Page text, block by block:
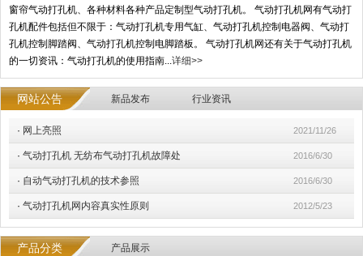
窗帘气动打孔机、各种材料各种产品定制型气动打孔机。 气动打孔机网有气动打
孔机配件包括但不限于：气动打孔机专用气缸、气动打孔机控制电器阀、气动打
孔机控制脚踏阀、气动打孔机控制电脚踏板。 气动打孔机网还有关于气动打孔机
的一切资讯：气动打孔机的使用指南...详细>>
网站公告 新品发布 行业资讯
· 网上亮照 2021/11/26
· 气动打孔机 无纺布气动打孔机故障处 2016/6/30
· 自动气动打孔机的技术参照 2016/6/30
· 气动打孔机网内容真实性原则 2012/5/23
产品分类 产品展示